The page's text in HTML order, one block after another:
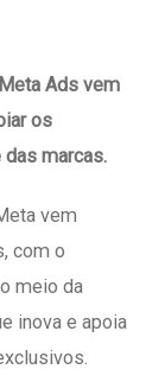
Ads vem
os
marcas.
vem
com o
meio da
inova e apoia